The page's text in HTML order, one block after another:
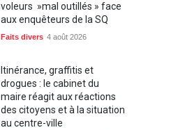
voleurs »mal outillés » face
aux enquêteurs de la SQ
Faits divers 4 août 2026
Itinérance, graffitis et
drogues : le cabinet du
maire réagit aux réactions
des citoyens et à la situation
au centre-ville